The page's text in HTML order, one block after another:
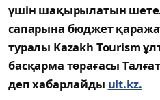
үшін шақырылатын
сапарына бюджет
туралы Kazakh Tourism
басқарма төрағасы
деп хабарлайды ult.kz.